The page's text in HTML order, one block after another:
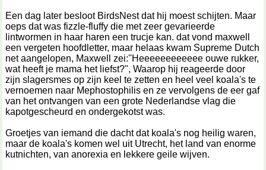
Een dag later besloot BirdsNest dat hij moest schijten. Maar
oeps dat was fizzle-fluffy die met zeer gevarieerde
lintwormen in haar haren een trucje kan. dat vond maxwell
een vergeten hoofdletter, maar helaas kwam Supreme Dutch
net aangelopen, Maxwell zei:''Heeeeeeeeeeee ouwe rukker,
wat heeft je mama het liefst?", Waarop hij reageerde door
zijn slagersmes op zijn keel te zetten en heel veel koala's te
vernoemen naar Mephostophilis en ze vervolgens de eer gaf
van het ontvangen van een grote Nederlandse vlag die
kapotgescheurd en ondergekotst was.
Groetjes van iemand die dacht dat koala's nog heilig waren,
maar de koala's komen wel uit Utrecht, het land van enorme
kutnichten, van anorexia en lekkere geile wijven.